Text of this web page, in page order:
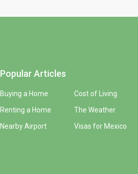
Popular Articles
Buying a Home
Renting a Home
Nearby Airport
Cost of Living
The Weather
Visas for Mexico